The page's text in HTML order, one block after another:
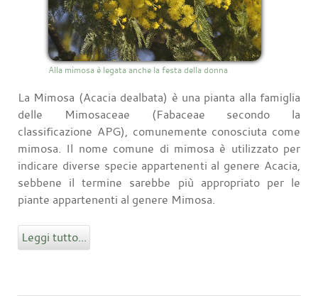
Alla mimosa è legata anche la festa della donna
La Mimosa (Acacia dealbata) è una pianta alla famiglia
delle Mimosaceae (Fabaceae secondo la
classificazione APG), comunemente conosciuta come
mimosa. Il nome comune di mimosa è utilizzato per
indicare diverse specie appartenenti al genere Acacia,
sebbene il termine sarebbe più appropriato per le
piante appartenenti al genere Mimosa.
Leggi tutto...